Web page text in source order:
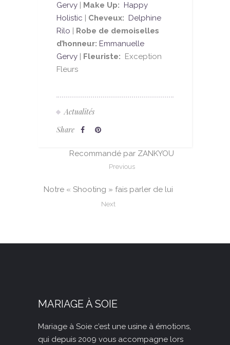
Gervy | Make Up: Happy
Holistic | Cheveux: Delphine
Rilo | Robe de demoiselles
d’honneur: Emmanuelle
Gervy | Fleuriste: Exception
Fleurs
Actualités
Share
Recommandé par ZANKYOU
Previous
Notre « Shooting » fais parler de lui
Next
MARIAGE À SOIE
Mariage à Soie c’est une usine à émotions,
qui depuis 2009 vous accompagne lors